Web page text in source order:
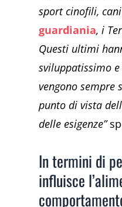
sport cinofili,
guardiania, i
Questi ultimi
sviluppatissimo
vengono sempre
punto di vista
delle esigenze”
In termini di
influisce